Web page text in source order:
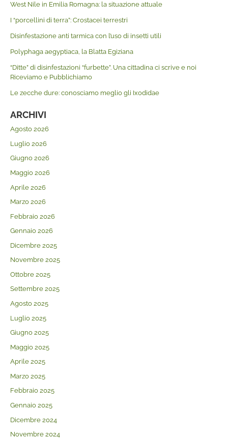
West Nile in Emilia Romagna: la situazione attuale
I “porcellini di terra”: Crostacei terrestri
Disinfestazione anti tarmica con l’uso di insetti utili
Polyphaga aegyptiaca, la Blatta Egiziana
“Ditte” di disinfestazioni “furbette”. Una cittadina ci scrive e noi
Riceviamo e Pubblichiamo
Le zecche dure: conosciamo meglio gli Ixodidae
ARCHIVI
Agosto 2026
Luglio 2026
Giugno 2026
Maggio 2026
Aprile 2026
Marzo 2026
Febbraio 2026
Gennaio 2026
Dicembre 2025
Novembre 2025
Ottobre 2025
Settembre 2025
Agosto 2025
Luglio 2025
Giugno 2025
Maggio 2025
Aprile 2025
Marzo 2025
Febbraio 2025
Gennaio 2025
Dicembre 2024
Novembre 2024